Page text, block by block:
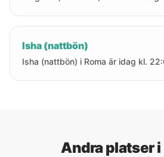
Isha (nattbön)
Isha (nattbön) i Roma är idag kl.
Andra platser